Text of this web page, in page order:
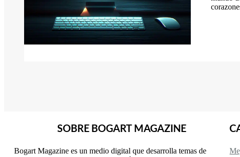
SOBRE BOGART MAGAZINE
Bogart Magazine es un medio digital que desarrolla temas de